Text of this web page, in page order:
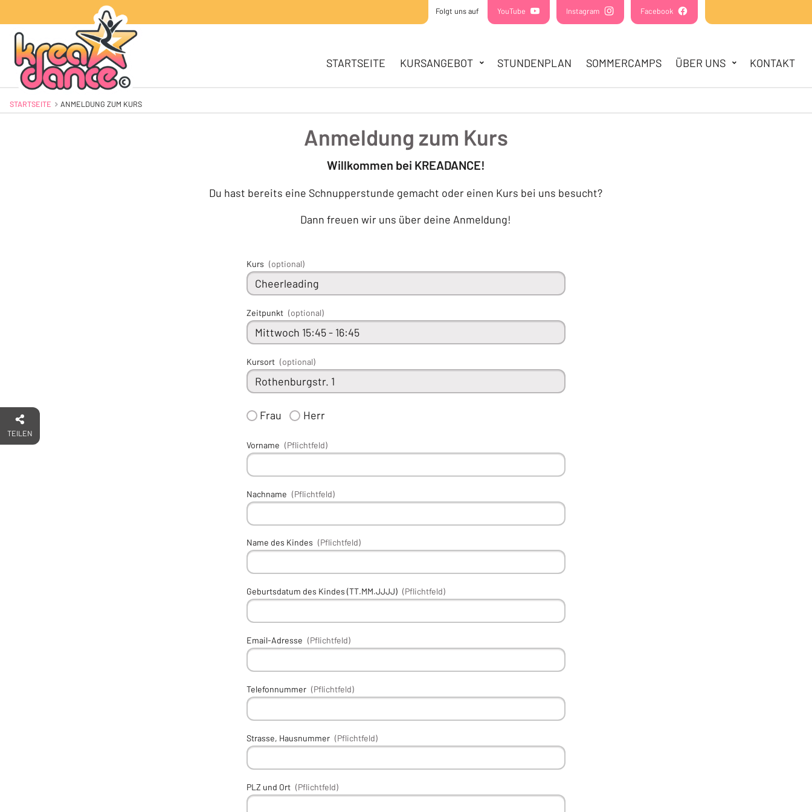
Folgt uns auf YouTube (Öffnet in einem neuen Tab oder Fenster)
Instagram (Öffnet in einem neuen Tab oder Fenster)
Facebook
HAUPTNAVIGATION
STARTSEITE
TEENS
STUNDENPLAN
SOMMERCAMPS
TEAM
STANDORTE
STARTSEITE KURSANGEBOT STUNDENPLAN SOMMERCAMPS ÜBER UNS KONTAKT
STARTSEITE AKTUELL: ANMELDUNG ZUM KURS
ANMELDUNG ZUM KURS
Anmeldung zum Kurs
Willkommen bei KREADANCE!
Du hast bereits eine Schnupperstunde gemacht oder einen Kurs bei uns besucht?
Dann freuen wir uns über deine Anmeldung!
Kurs (optional)
Zeitpunkt (optional)
Kursort (optional)
Frau Herr
Vorname (Pflichtfeld)
Nachname (Pflichtfeld)
Name des Kindes (Pflichtfeld)
Geburtsdatum des Kindes (TT.MM.JJJJ) (Pflichtfeld)
Email-Adresse (Pflichtfeld)
Telefonnummer (Pflichtfeld)
Strasse, Hausnummer (Pflichtfeld)
PLZ und Ort (Pflichtfeld)
TEILEN